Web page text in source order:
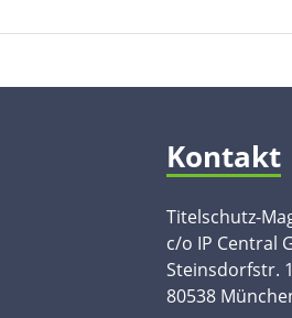
Kontakt
Titelschutz-
c/o IP Central
Steinsdorfstr.
80538